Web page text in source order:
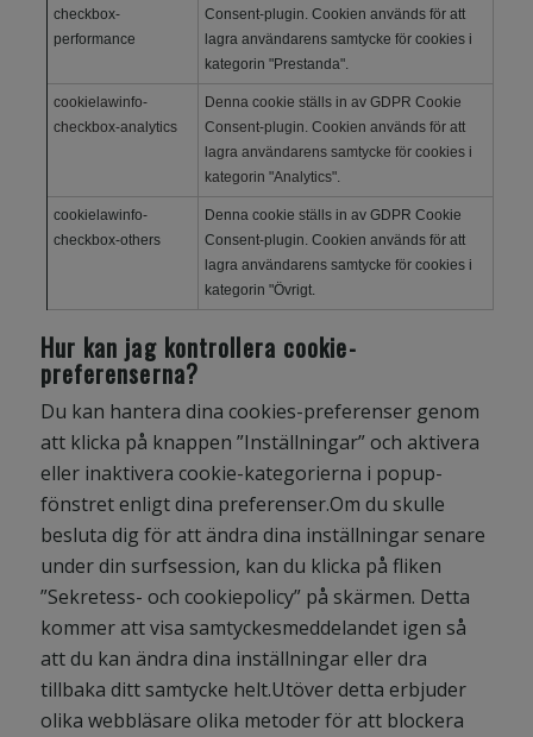
checkbox-
performance
Consent-plugin. Cookien används för att
lagra användarens samtycke för cookies i
kategorin "Prestanda".
cookielawinfo-
checkbox-analytics
Denna cookie ställs in av GDPR Cookie
Consent-plugin. Cookien används för att
lagra användarens samtycke för cookies i
kategorin "Analytics".
cookielawinfo-
checkbox-others
Denna cookie ställs in av GDPR Cookie
Consent-plugin. Cookien används för att
lagra användarens samtycke för cookies i
kategorin "Övrigt.
Hur kan jag kontrollera cookie-
preferenserna?
Du kan hantera dina cookies-preferenser genom
att klicka på knappen ”Inställningar” och aktivera
eller inaktivera cookie-kategorierna i popup-
fönstret enligt dina preferenser.Om du skulle
besluta dig för att ändra dina inställningar senare
under din surfsession, kan du klicka på fliken
”Sekretess- och cookiepolicy” på skärmen. Detta
kommer att visa samtyckesmeddelandet igen så
att du kan ändra dina inställningar eller dra
tillbaka ditt samtycke helt.Utöver detta erbjuder
olika webbläsare olika metoder för att blockera